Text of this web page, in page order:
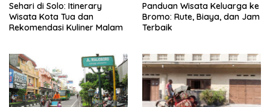
Sehari di Solo: Itinerary
Wisata Kota Tua dan
Rekomendasi Kuliner Malam
Panduan Wisata Keluarga ke
Bromo: Rute, Biaya, dan Jam
Terbaik